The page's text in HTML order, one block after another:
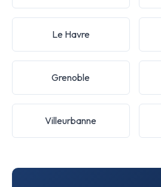
Le Havre
Grenoble
Villeurbanne